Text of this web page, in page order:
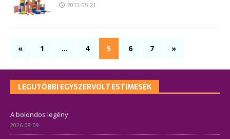
2013-05-21
« 1 … 4 5 6 7 »
LEGUTÓBBI EGYSZERVOLT ESTIMESÉK
A bolondos legény
2026-08-09